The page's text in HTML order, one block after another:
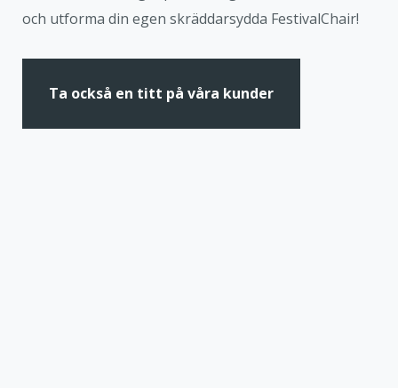
och utforma din egen skräddarsydda FestivalChair!
Ta också en titt på våra kunder